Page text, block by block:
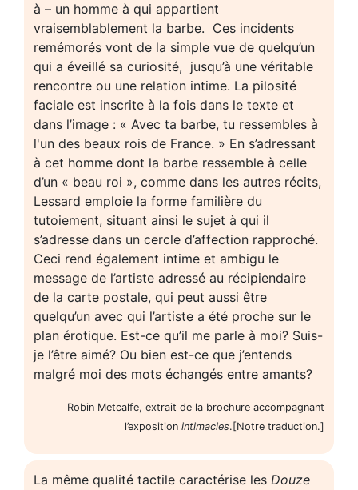
à – un homme à qui appartient
vraisemblablement la barbe. Ces incidents
remémorés vont de la simple vue de quelqu’un
qui a éveillé sa curiosité, jusqu’à une véritable
rencontre ou une relation intime. La pilosité
faciale est inscrite à la fois dans le texte et
dans l’image : « Avec ta barbe, tu ressembles à
l'un des beaux rois de France. » En s’adressant
à cet homme dont la barbe ressemble à celle
d’un « beau roi », comme dans les autres récits,
Lessard emploie la forme familière du
tutoiement, situant ainsi le sujet à qui il
s’adresse dans un cercle d’affection rapproché.
Ceci rend également intime et ambigu le
message de l’artiste adressé au récipiendaire
de la carte postale, qui peut aussi être
quelqu’un avec qui l’artiste a été proche sur le
plan érotique. Est-ce qu’il me parle à moi? Suis-
je l’être aimé? Ou bien est-ce que j’entends
malgré moi des mots échangés entre amants?
Robin Metcalfe, extrait de la brochure accompagnant
l’exposition intimacies.[Notre traduction.]
La même qualité tactile caractérise les Douze